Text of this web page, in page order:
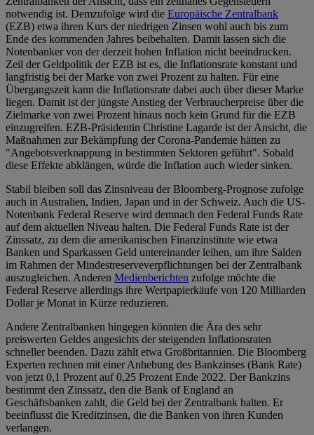
notwendig ist. Demzufolge wird die Europäische Zentralbank
(EZB) etwa ihren Kurs der niedrigen Zinsen wohl auch bis zum
Ende des kommenden Jahres beibehalten. Damit lassen sich die
Notenbanker von der derzeit hohen Inflation nicht beeindrucken.
Zeil der Geldpolitik der EZB ist es, die Inflationsrate konstant und
langfristig bei der Marke von zwei Prozent zu halten. Für eine
Übergangszeit kann die Inflationsrate dabei auch über dieser Marke
liegen. Damit ist der jüngste Anstieg der Verbraucherpreise über die
Zielmarke von zwei Prozent hinaus noch kein Grund für die EZB
einzugreifen. EZB-Präsidentin Christine Lagarde ist der Ansicht, die
Maßnahmen zur Bekämpfung der Corona-Pandemie hätten zu
"Angebotsverknappung in bestimmten Sektoren geführt". Sobald
diese Effekte abklängen, würde die Inflation auch wieder sinken.
Stabil bleiben soll das Zinsniveau der Bloomberg-Prognose zufolge
auch in Australien, Indien, Japan und in der Schweiz. Auch die US-
Notenbank Federal Reserve wird demnach den Federal Funds Rate
auf dem aktuellen Niveau halten. Die Federal Funds Rate ist der
Zinssatz, zu dem die amerikanischen Finanzinstitute wie etwa
Banken und Sparkassen Geld untereinander leihen, um ihre Salden
im Rahmen der Mindestreserveverpflichtungen bei der Zentralbank
auszugleichen. Anderen Medienberichten zufolge möchte die
Federal Reserve allerdings ihre Wertpapierkäufe von 120 Milliarden
Dollar je Monat in Kürze reduzieren.
Andere Zentralbanken hingegen könnten die Ära des sehr
preiswerten Geldes angesichts der steigenden Inflationsraten
schneller beenden. Dazu zählt etwa Großbritannien. Die Bloomberg
Experten rechnen mit einer Anhebung des Bankzinses (Bank Rate)
von jetzt 0,1 Prozent auf 0,25 Prozent Ende 2022. Der Bankzins
bestimmt den Zinssatz, den die Bank of England an
Geschäftsbanken zahlt, die Geld bei der Zentralbank halten. Er
beeinflusst die Kreditzinsen, die die Banken von ihren Kunden
verlangen.